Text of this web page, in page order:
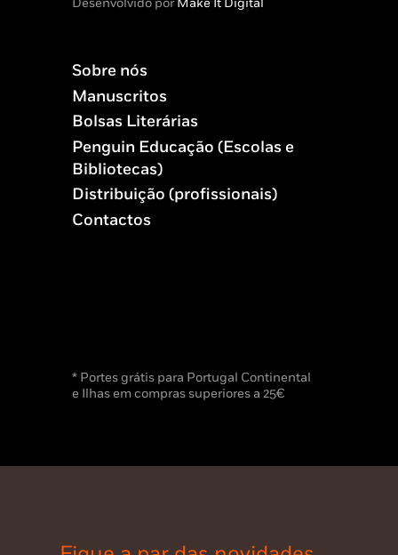
Desenvolvido porMake It Digital
Sobre nós
Manuscritos
Bolsas Literárias
Penguin Educação (Escolas e
Bibliotecas)
Distribuição (profissionais)
Contactos
* Portes grátis para Portugal Continental
e Ilhas em compras superiores a 25€